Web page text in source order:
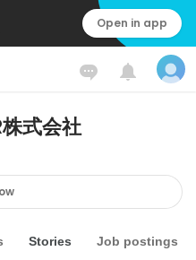
Open in app
式会社
Stories Job postings